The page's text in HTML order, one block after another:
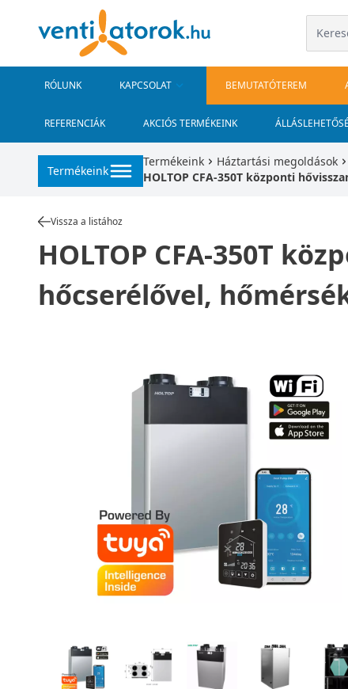
RÓLUNK KAPCSOLAT BEMUTATÓTEREM
REFERENCIÁK AKCIÓS TERMÉKEINK
Termékeink
Termékeink Háztartási megoldások
HOLTOP CFA-350T központi
Vissza a listához
HOLTOP CFA-350T
hőcserélővel,